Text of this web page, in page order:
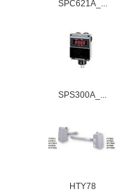
SPC621A_...
SPS300A_...
HTY78